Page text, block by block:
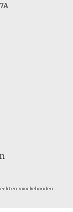
voorbehouden -